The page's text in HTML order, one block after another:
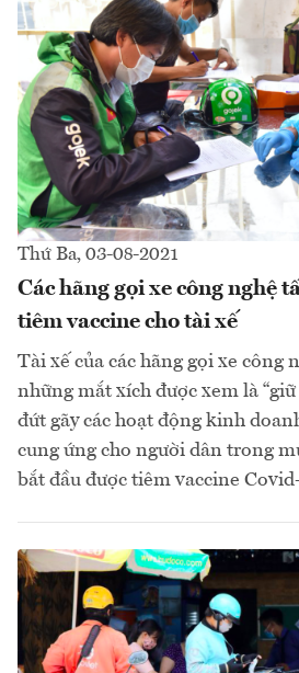
Thứ Ba, 03-08-2021
Các hãng gọi xe công nghệ
tiêm vaccine cho tài xế
Tài xế của các hãng gọi xe công
những mắt xích được xem là
đứt gãy các hoạt động kinh
cung ứng cho người dân trong
bắt đầu được tiêm vaccine